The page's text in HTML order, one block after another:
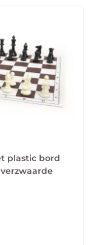
plastic bord